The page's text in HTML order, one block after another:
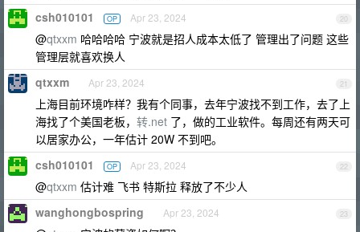
20
csh010101 OP Apr 23, 2024
@qtxxm 哈哈哈哈 宁波就是招人成本太低了 管理出了问题 这些
管理层就喜欢换人
21
qtxxm Apr 23, 2024
上海目前环境咋样？我有个同事，去年宁波找不到工作，去了上
海找了个美国老板， 转.net 了，做的工业软件。每周还有两天可
以居家办公，一年估计 20W 不到吧。
22
csh010101 OP Apr 23, 2024
@qtxxm 估计难 飞书 特斯拉 释放了不少人
23
wanghongbospring Apr 23, 2024